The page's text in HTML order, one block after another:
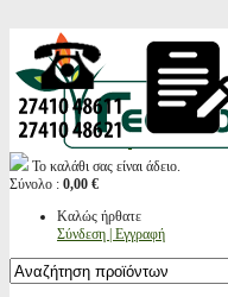
Το καλάθι σας είναι άδειο.
Σύνολο : 0,00 €
Καλώς ήρθατε
Σύνδεση | Εγγραφή